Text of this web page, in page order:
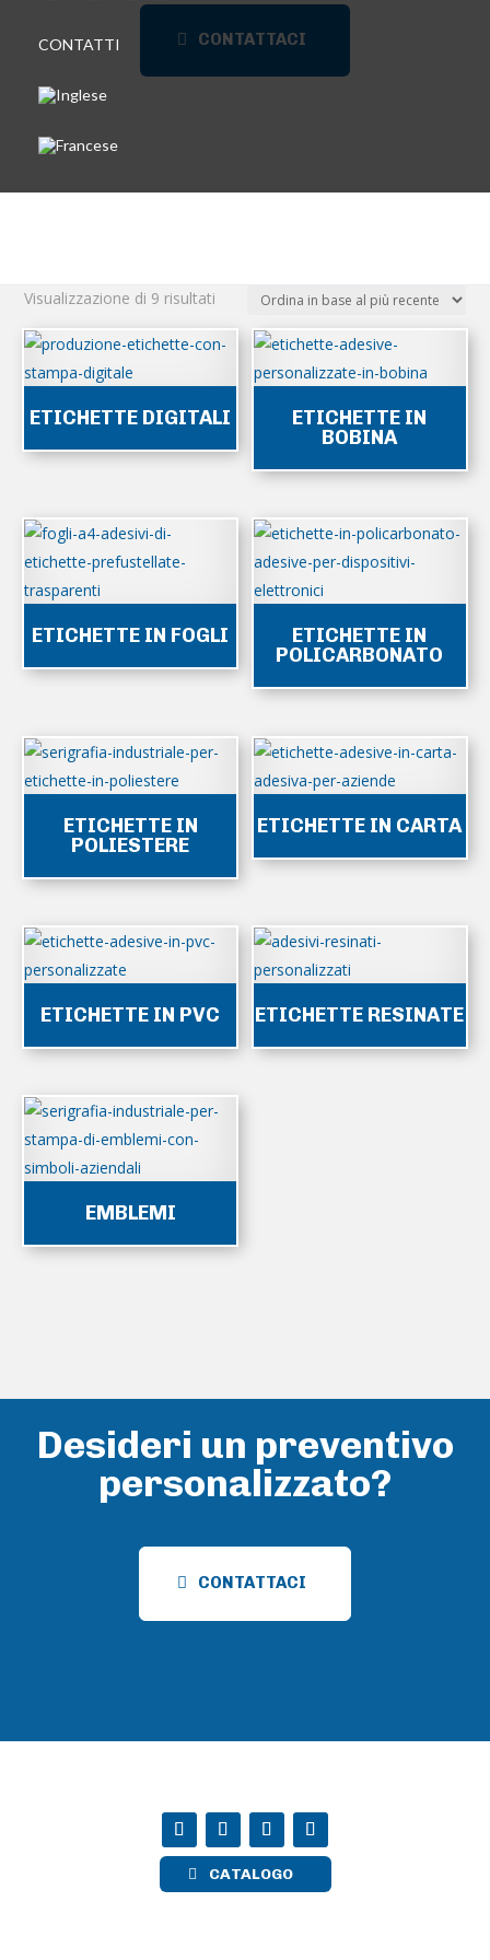
CONTATTACI
Visualizzazione di 9 risultati Ordina
base
recente
ETICHETTE DIGITALI
ETICHETTE IN
BOBINA
ETICHETTE IN FOGLI
ETICHETTE IN
POLICARBONATO
ETICHETTE IN
POLIESTERE
ETICHETTE IN CARTA
ETICHETTE IN PVC ETICHETTE RESINATE
EMBLEMI
Desideri un preventivo
personalizzato?
CONTATTACI
CATALOGO
CONTATTI